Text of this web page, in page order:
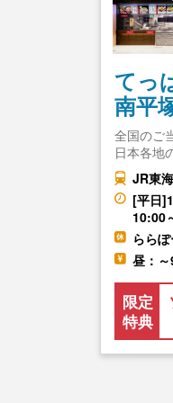
てっ
南平
全国のご
日本各地
JR東
[平日
10:00
らら
昼：
限定
特典